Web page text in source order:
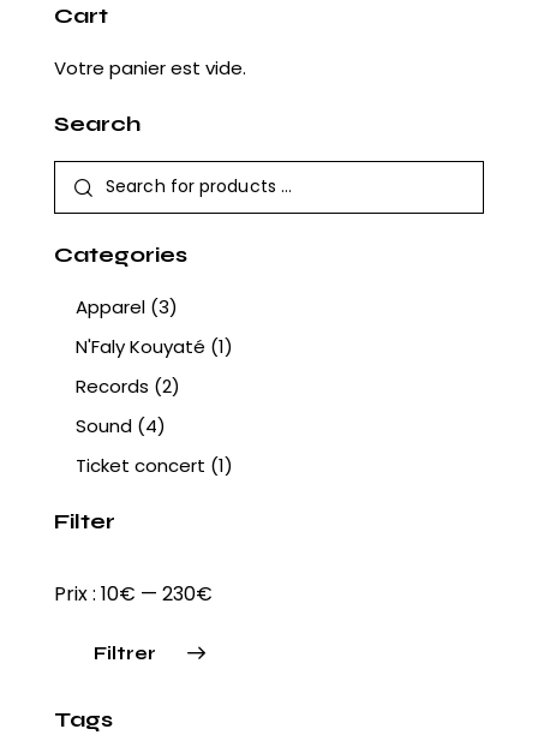
variations.
peuvent
être
choisies
produit
Cart
Votre panier est vide.
Search
Categories
Apparel (3)
N'Faly Kouyaté (1)
Records (2)
Sound (4)
Ticket concert (1)
Filter
min
max
Filtrer
Prix : 10€ — 230€
Tags